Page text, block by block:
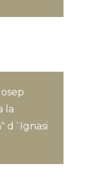
la
d´Ignasi